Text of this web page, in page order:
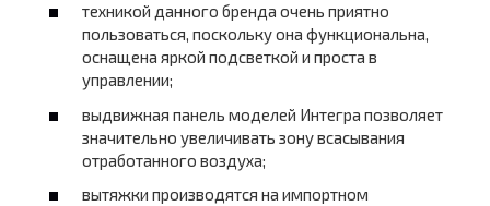
техникой данного бренда очень приятно
пользоваться, поскольку она функциональна,
оснащена яркой подсветкой и проста в
управлении;
выдвижная панель моделей Интегра позволяет
значительно увеличивать зону всасывания
отработанного воздуха;
вытяжки производятся на импортном